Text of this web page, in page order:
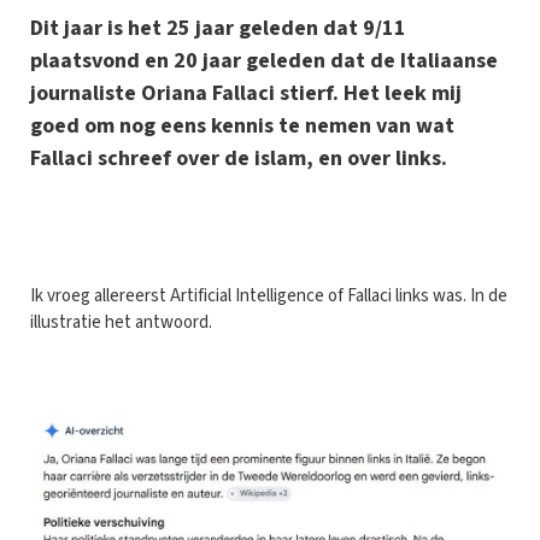
Dit jaar is het 25 jaar geleden dat 9/11
plaatsvond en 20 jaar geleden dat de Italiaanse
journaliste Oriana Fallaci stierf. Het leek mij
goed om nog eens kennis te nemen van wat
Fallaci schreef over de islam, en over links.
Ik vroeg allereerst Artificial Intelligence of Fallaci links was. In de
illustratie het antwoord.